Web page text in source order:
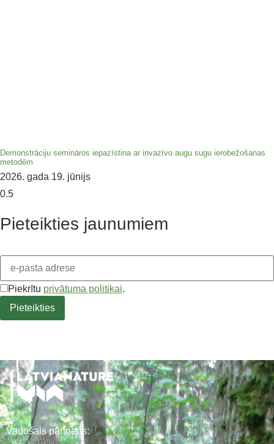
Demonstrāciju semināros iepazīstina ar invazīvo augu sugu ierobežošanas
metodēm
2026. gada 19. jūnijs
Pieteikties jaunumiem
Piekrītu privātuma politikai.
Vadošais partneris: